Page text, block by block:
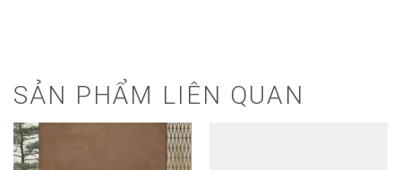
SẢN PHẨM LIÊN QUAN